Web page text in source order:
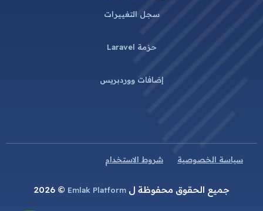
سجل التغييرات
حزمة Laravel
إضافات ووردبريس
سياسة الخصوصية شروط الاستخدام
جميع الحقوق محفوظة ل Emlak Platform
© 2026